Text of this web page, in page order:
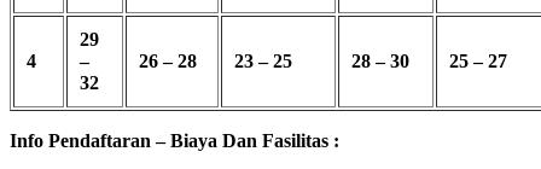
4
29
–
32
26 – 28 23 – 25 28 – 30 25 – 27
Info Pendaftaran – Biaya Dan Fasilitas :